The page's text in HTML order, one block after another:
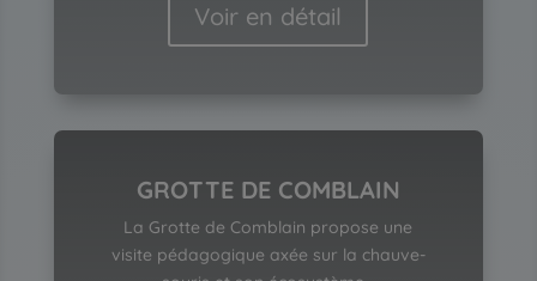
Voir en détail
GROTTE DE COMBLAIN
La Grotte de Comblain propose une
visite pédagogique axée sur la chauve-